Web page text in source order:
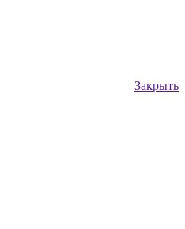
Закрыть